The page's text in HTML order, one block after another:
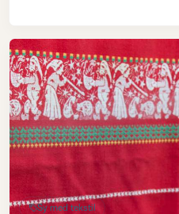
Sy med tekstil